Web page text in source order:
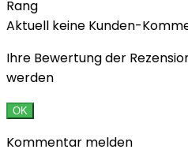
Rang
Aktuell keine Kunden-
Ihre Bewertung der
werden
OK
Kommentar melden